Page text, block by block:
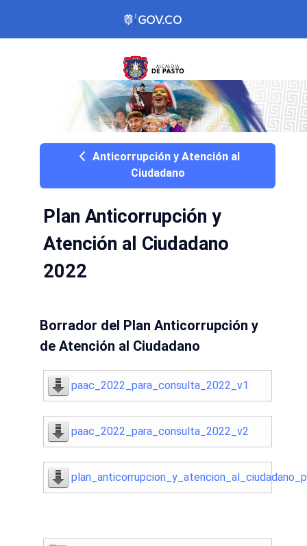
Anticorrupción y Atención al
Ciudadano
Plan Anticorrupción y
Atención al Ciudadano
2022
Borrador del Plan Anticorrupción y
de Atención al Ciudadano
paac_2022_para_consulta_2022_v1
paac_2022_para_consulta_2022_v2